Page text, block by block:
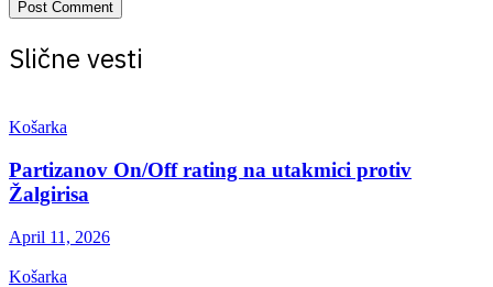
Slične vesti
Košarka
Partizanov On/Off rating na utakmici protiv
Žalgirisa
April 11, 2026
Košarka